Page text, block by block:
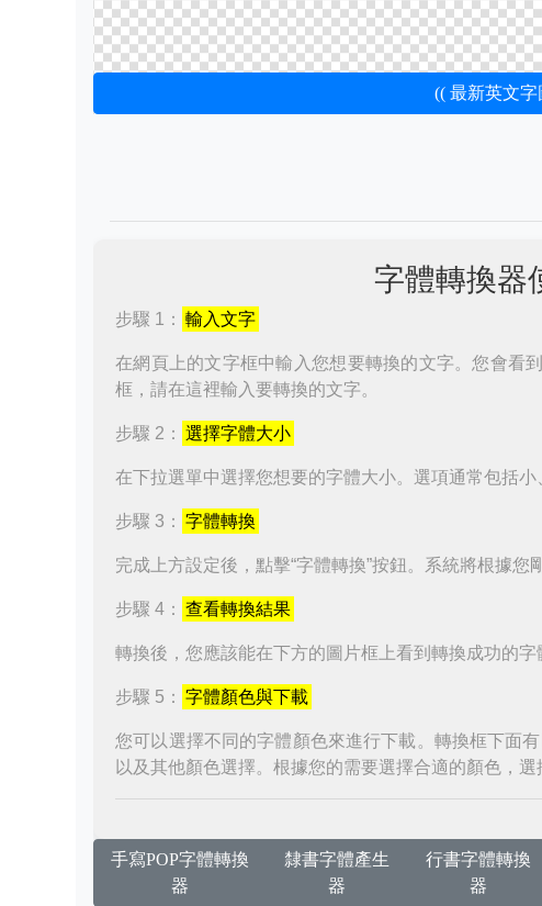
(( 最新英文
字體轉換器
步驟 1： 輸入文字
在網頁上的文字框中輸入您想要轉換的文字。您會看
框，請在這裡輸入要轉換的文字。
步驟 2： 選擇字體大小
在下拉選單中選擇您想要的字體大小。選項通常包括小
步驟 3： 字體轉換
完成上方設定後，點擊“字體轉換”按鈕。系統將根據
步驟 4： 查看轉換結果
轉換後，您應該能在下方的圖片框上看到轉換成功的字
步驟 5： 字體顏色與下載
您可以選擇不同的字體顏色來進行下載。轉換框下面
以及其他顏色選擇。根據您的需要選擇合適的顏色，
手寫POP字體轉換
器
隸書字體產生
器
行書字體轉換
器